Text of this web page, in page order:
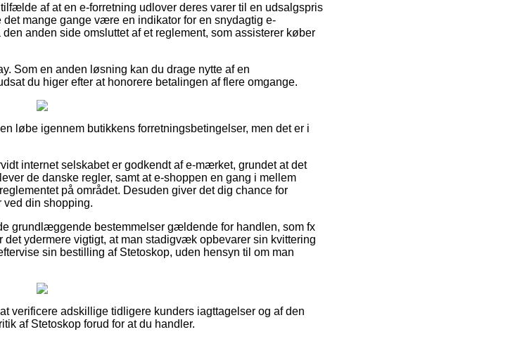
af at en e-forretning udlover deres varer til en udsalgspris
mange gange være en indikator for en snydagtig e-
anden side omsluttet af et reglement, som assisterer køber
Som en anden løsning kan du drage nytte af en
du higer efter at honorere betalingen af flere omgange.
løbe igennem butikkens forretningsbetingelser, men det er i
internet selskabet er godkendt af e-mærket, grundet at det
de danske regler, samt at e-shoppen en gang i mellem
på området. Desuden giver det dig chance for
din shopping.
grundlæggende bestemmelser gældende for handlen, som fx
ydermere vigtigt, at man stadigvæk opbevarer sin kvittering
sin bestilling af Stetoskop, uden hensyn til om man
verificere adskillige tidligere kunders iagttagelser og af den
af Stetoskop forud for at du handler.